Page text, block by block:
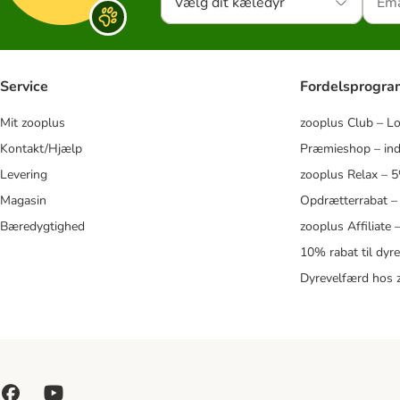
Service
Mit zooplus
Kontakt/Hjælp
Levering
Magasin
Bæredygtighed
zooplus Club –
Præmieshop –
zooplus Relax –
Opdrætterrabat
zooplus Affiliate
10% rabat til
Dyrevelfærd hos